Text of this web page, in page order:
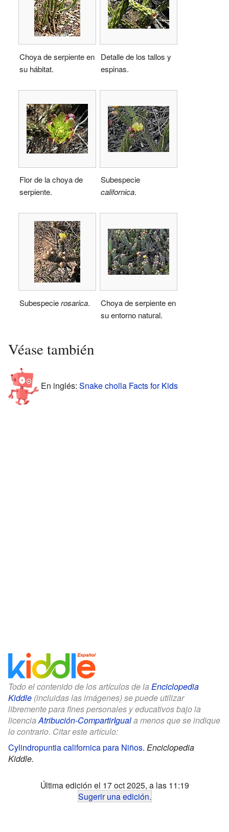
Choya de serpiente en
su hábitat.
Detalle de los tallos y
espinas.
Flor de la choya de
serpiente.
Subespecie
californica.
Subespecierosarica.
Choya de serpiente en
su entorno natural.
Véase también
En inglés: Snake cholla Facts for Kids
Todo el contenido de los artículos de la Enciclopedia
Kiddle (incluidas las imágenes) se puede utilizar
libremente para fines personales y educativos bajo la
licenciaAtribución-CompartirIguala menos que se indique
lo contrario. Citar este artículo:
Cylindropuntia californica para Niños. Enciclopedia
Kiddle.
Última edición el 17 oct 2025, a las 11:19
Sugerir una edición.